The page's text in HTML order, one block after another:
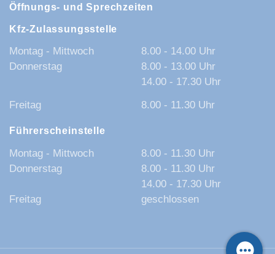
Öffnungs- und Sprechzeiten
Kfz-Zulassungsstelle
Montag - Mittwoch
8.00 - 14.00 Uhr
Donnerstag
8.00 - 13.00 Uhr
14.00 - 17.30 Uhr
Freitag
8.00 - 11.30 Uhr
Führerscheinstelle
Montag - Mittwoch
8.00 - 11.30 Uhr
Donnerstag
8.00 - 11.30 Uhr
14.00 - 17.30 Uhr
Freitag
geschlossen